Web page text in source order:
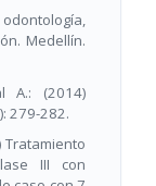
Medellín.
A.: (2014)
279-282.
Tratamiento
III con